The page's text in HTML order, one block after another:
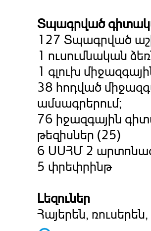
Տպագրված
127 Տպագրված
1 ուսումնական
1 գլուխ
38 հոդված
ամսագրերում;
76 իջազգային
թեզիսներ (25)
6 ՍՍՀՄ 2
5 փրեփրինթ
Լեզուներ
Հայերեն,